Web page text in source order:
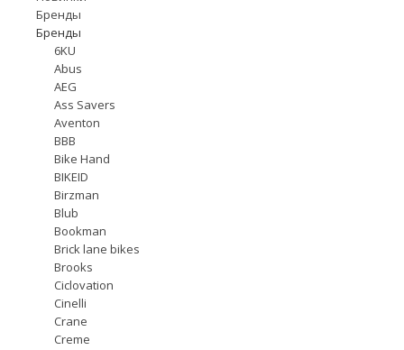
Бренды
Бренды
6KU
Abus
AEG
Ass Savers
Aventon
BBB
Bike Hand
BIKEID
Birzman
Blub
Bookman
Brick lane bikes
Brooks
Ciclovation
Cinelli
Crane
Creme